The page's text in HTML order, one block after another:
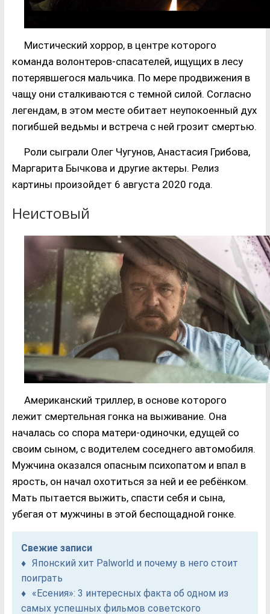
Мистический хоррор, в центре которого
команда волонтеров-спасателей, ищущих в лесу
потерявшегося мальчика. По мере продвижения в
чащу они сталкиваются с темной силой. Согласно
легендам, в этом месте обитает неупокоенный дух
погибшей ведьмы и встреча с ней грозит смертью.
Роли сыграли Олег Чугунов, Анастасия Грибова,
Маргарита Бычкова и другие актеры. Релиз
картины произойдет 6 августа 2020 года.
Неистовый
Американский триллер, в основе которого
лежит смертельная гонка на выживание. Она
началась со спора матери-одиночки, едущей со
своим сыном, с водителем соседнего автомобиля.
Мужчина оказался опасным психопатом и впал в
ярость, он начал охотиться за ней и ее ребёнком.
Мать пытается выжить, спасти себя и сына,
убегая от мужчины в этой беспощадной гонке.
Свежие записи
Японский хит Palworld и почему в него стоит
поиграть
«Есения»: 3 интересных факта об одном из
самых успешных фильмов советского